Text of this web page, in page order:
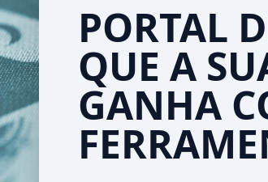
PORTAL
QUE A
GANHA